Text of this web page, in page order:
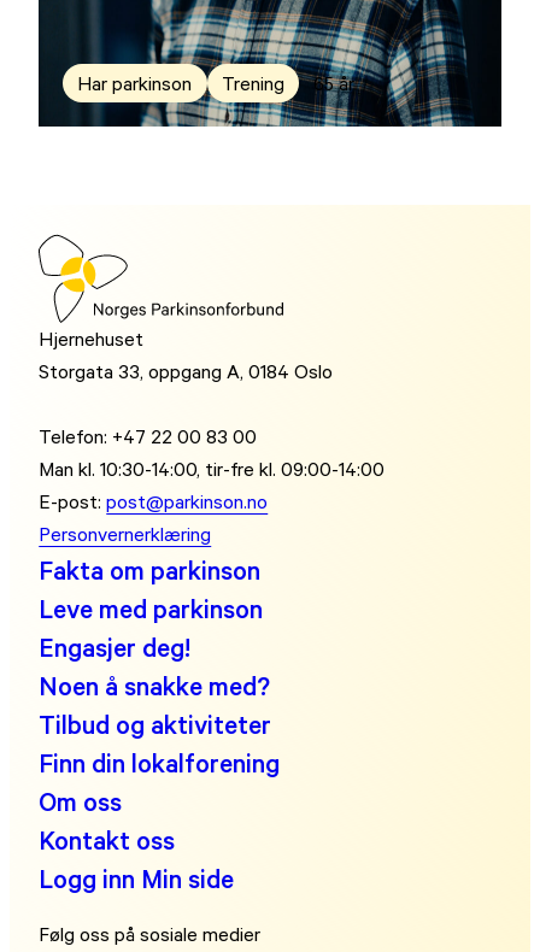
Har parkinson Trening 65 år
Hjernehuset
Storgata 33, oppgang A, 0184 Oslo
Telefon: +47 22 00 83 00
Man kl. 10:30-14:00, tir-fre kl. 09:00-14:00
E-post:post@parkinson.no
Personvernerklæring
Fakta om parkinson
Leve med parkinson
Engasjer deg!
Noen å snakke med?
Tilbud og aktiviteter
Finn din lokalforening
Om oss
Kontakt oss
Logg inn Min side
Følg oss på sosiale medier